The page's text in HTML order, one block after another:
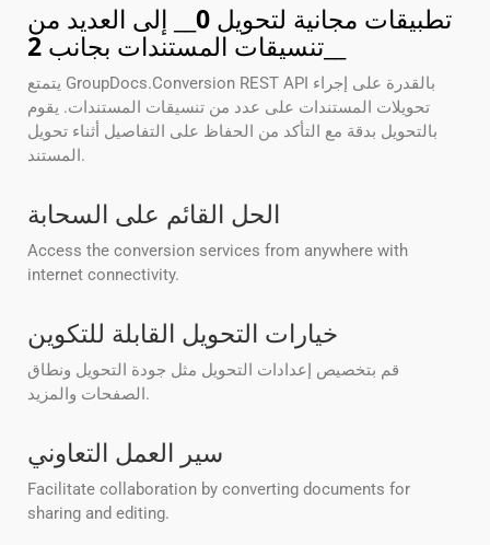
تطبيقات مجانية لتحويل 0 __ إلى العديد من
تنسيقات المستندات بجانب 2
يتمتع GroupDocs.Conversion REST API بالقدرة على إجراء
تحويلات المستندات على عدد من تنسيقات المستندات. يقوم
بالتحويل بدقة مع التأكد من الحفاظ على التفاصيل أثناء تحويل
المستند.
الحل القائم على السحابة
Access the conversion services from anywhere with
internet connectivity.
خيارات التحويل القابلة للتكوين
قم بتخصيص إعدادات التحويل مثل جودة التحويل ونطاق
الصفحات والمزيد.
سير العمل التعاوني
Facilitate collaboration by converting documents for
sharing and editing.